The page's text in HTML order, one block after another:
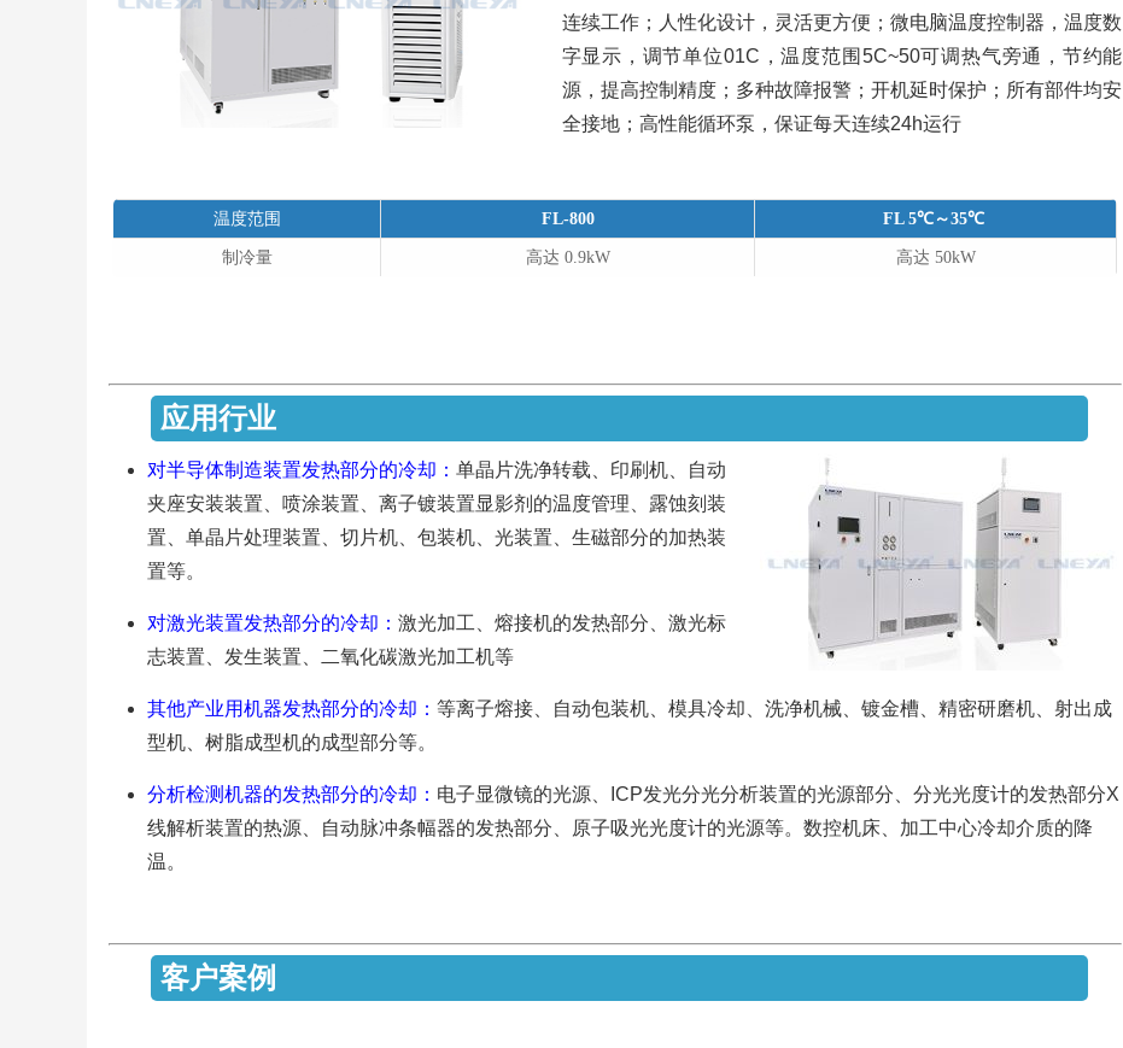
连续工作；人性化设计，灵活更方便；微电脑温度控制器，温度数
字显示，调节单位01C，温度范围5C~50可调热气旁通，节约能
源，提高控制精度；多种故障报警；开机延时保护；所有部件均安
全接地；高性能循环泵，保证每天连续24h运行
温度范围 FL-800 FL 5℃～35℃
制冷量 高达 0.9kW 高达 50kW
应用行业
对半导体制造装置发热部分的冷却： 单晶片洗净转载、印刷机、自动
夹座安装装置、喷涂装置、离子镀装置显影剂的温度管理、露蚀刻装
置、单晶片处理装置、切片机、包装机、光装置、生磁部分的加热装
置等。
对激光装置发热部分的冷却： 激光加工、熔接机的发热部分、激光标
志装置、发生装置、二氧化碳激光加工机等
其他产业用机器发热部分的冷却： 等离子熔接、自动包装机、模具冷却、洗净机械、镀金槽、精密研磨机、射出成
型机、树脂成型机的成型部分等。
分析检测机器的发热部分的冷却： 电子显微镜的光源、ICP发光分光分析装置的光源部分、分光光度计的发热部分X
线解析装置的热源、自动脉冲条幅器的发热部分、原子吸光光度计的光源等。数控机床、加工中心冷却介质的降
温。
客户案例